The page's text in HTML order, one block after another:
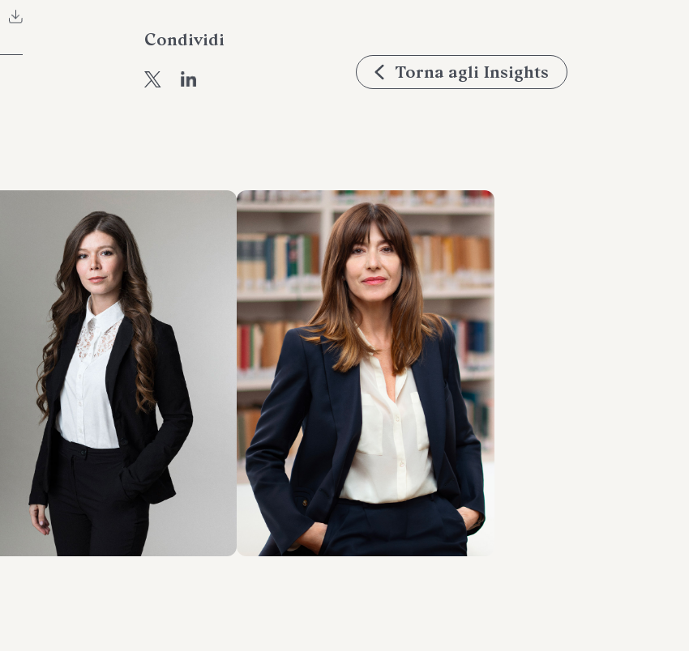
Condividi
Torna agli Insights
ASSOCIATE
Maria Chiara
Ravagnan
Milano
Scopri il professionista
PARTNER
Lydia Mendola
SEDI
Milano
Scopri il professionista